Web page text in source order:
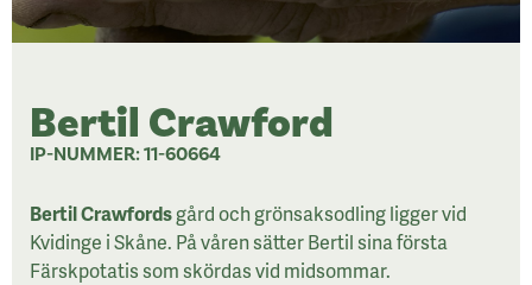
Bertil Crawford
IP-NUMMER: 11-60664
Bertil Crawfordsgård och grönsaksodling ligger vid
Kvidinge i Skåne. På våren sätter Bertil sina första
Färskpotatis som skördas vid midsommar.